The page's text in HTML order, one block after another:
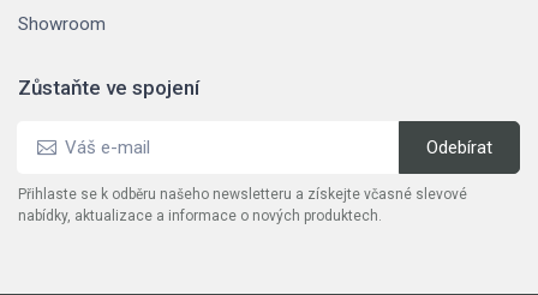
Showroom
Zůstaňte ve spojení
Přihlaste se k odběru našeho newsletteru a získejte včasné slevové
nabídky, aktualizace a informace o nových produktech.